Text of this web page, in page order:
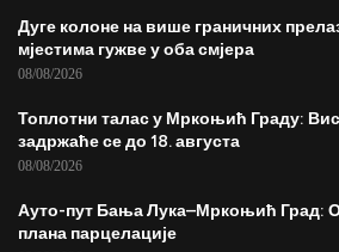
Дуге колоне на више граничних
мјестима гужве у оба смјера
08/08/2026
Топлотни талас у Мркоњић Граду:
задржаће се до 18. августа
08/08/2026
Ауто-пут Бања Лука–Мркоњић Град:
плана парцелације